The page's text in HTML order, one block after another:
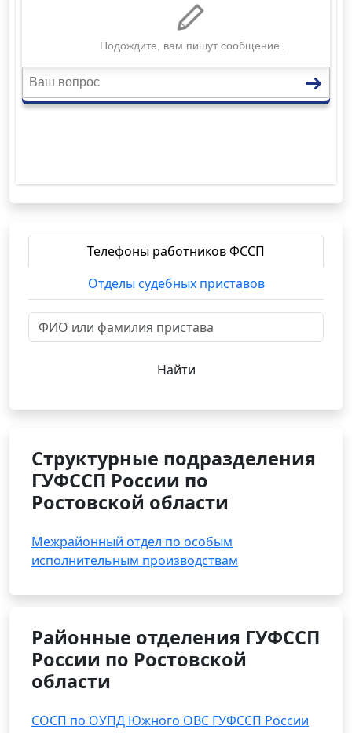
Телефоны работников ФССП
Отделы судебных приставов
Найти
Структурные подразделения
ГУФССП России по
Ростовской области
Межрайонный отдел по особым
исполнительным производствам
Районные отделения ГУФССП
России по Ростовской
области
СОСП по ОУПД Южного ОВС ГУФССП России